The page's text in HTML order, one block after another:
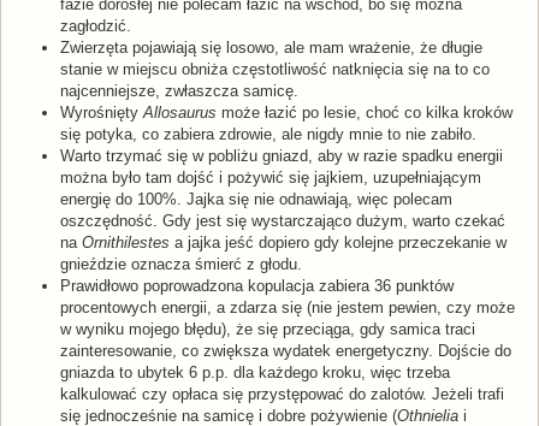
fazie dorosłej nie polecam łazić na wschód, bo się można
zagłodzić.
Zwierzęta pojawiają się losowo, ale mam wrażenie, że długie
stanie w miejscu obniża częstotliwość natknięcia się na to co
najcenniejsze, zwłaszcza samicę.
Wyrośnięty Allosaurus może łazić po lesie, choć co kilka kroków
się potyka, co zabiera zdrowie, ale nigdy mnie to nie zabiło.
Warto trzymać się w pobliżu gniazd, aby w razie spadku energii
można było tam dojść i pożywić się jajkiem, uzupełniającym
energię do 100%. Jajka się nie odnawiają, więc polecam
oszczędność. Gdy jest się wystarczająco dużym, warto czekać
na Ornithilestes a jajka jeść dopiero gdy kolejne przeczekanie w
gnieździe oznacza śmierć z głodu.
Prawidłowo poprowadzona kopulacja zabiera 36 punktów
procentowych energii, a zdarza się (nie jestem pewien, czy może
w wyniku mojego błędu), że się przeciąga, gdy samica traci
zainteresowanie, co zwiększa wydatek energetyczny. Dojście do
gniazda to ubytek 6 p.p. dla każdego kroku, więc trzeba
kalkulować czy opłaca się przystępować do zalotów. Jeżeli trafi
się jednocześnie na samicę i dobre pożywienie (Othnielia i